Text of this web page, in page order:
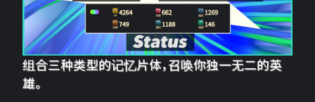
组合三种类型的记忆片体，召唤你独一无二的英
雄。